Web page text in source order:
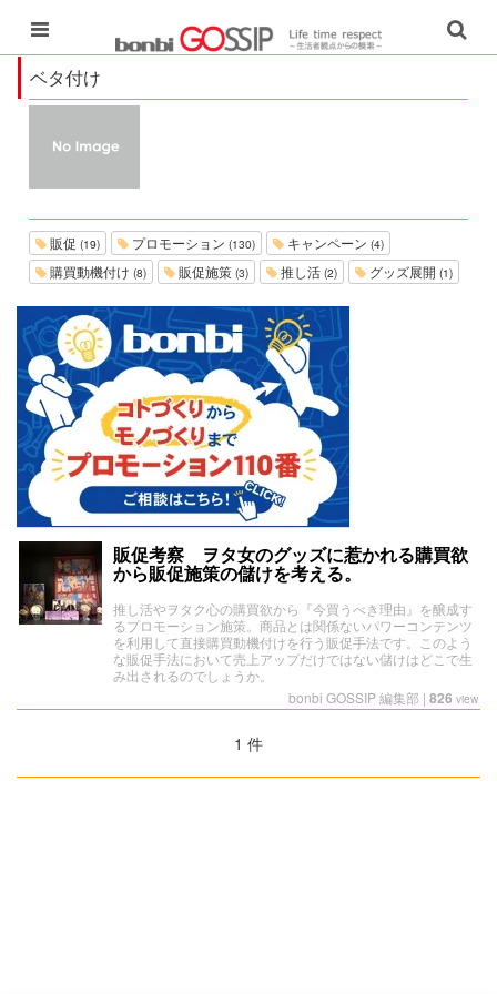
ベタ付け
販促 (19) プロモーション (130) キャンペーン (4)
購買動機付け (8) 販促施策 (3) 推し活 (2) グッズ展開 (1)
販促考察 ヲタ女のグッズに惹かれる購買欲
から販促施策の儲けを考える。
推し活やヲタク心の購買欲から『今買うべき理由』を醸成す
るプロモーション施策。商品とは関係ないパワーコンテンツ
を利用して直接購買動機付けを行う販促手法です。このよう
な販促手法において売上アップだけではない儲けはどこで生
み出されるのでしょうか。
bonbi GOSSIP 編集部 | 826 view
1 件